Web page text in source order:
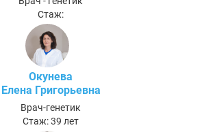
Стаж:
Окунева
Елена Григорьевна
Врач-генетик
Стаж: 39 лет